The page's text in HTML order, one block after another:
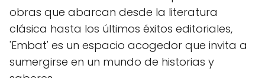
obras que abarcan desde la literatura
clásica hasta los últimos éxitos editoriales,
'Embat' es un espacio acogedor que invita a
sumergirse en un mundo de historias y